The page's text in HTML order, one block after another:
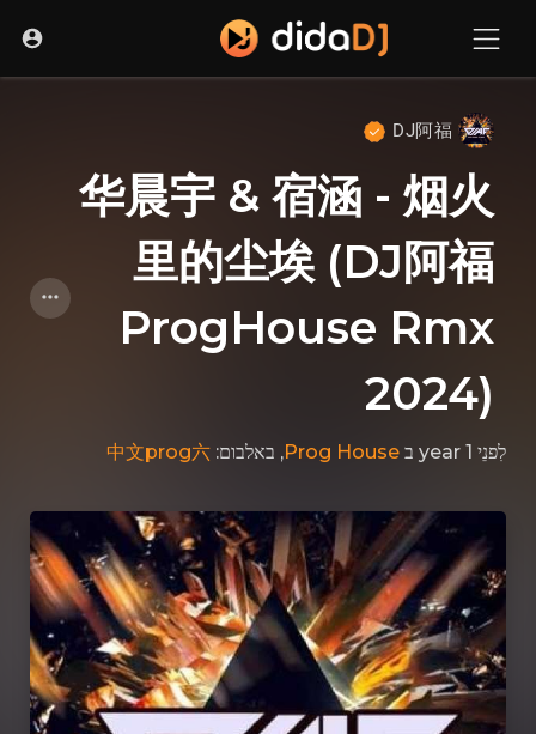
DJ阿福
华晨宇 & 宿涵 - 烟火
里的尘埃 (DJ阿福
ProgHouse Rmx
2024)
לִפנֵי 1 year ב Prog House, באלבום: 中文prog六